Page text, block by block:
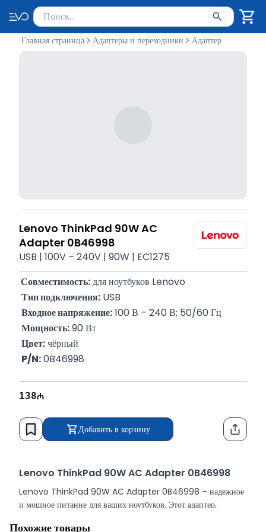
Поиск товаров
Введите минимум 2 символа для поиска. Нажмите Enter
Главная страница Адаптеры и переходники Адаптер
Lenovo ThinkPad 90W AC
Adapter 0B46998
USB | 100V – 240V | 90W | EC1275
Совместимость: для ноутбуков Lenovo
Тип подключения: USB
Входное напряжение: 100 В – 240 В; 50/60 Гц
Мощность: 90 Вт
Цвет: чёрный
P/N: 0B46998
138
Добавить в корзину
Lenovo ThinkPad 90W AC Adapter 0B46998
Lenovo ThinkPad 90W AC Adapter 0B46998 – надежное
и мощное питание для ваших ноутбуков. Этот адаптер,
Похожие товары